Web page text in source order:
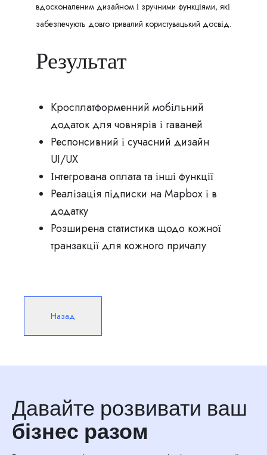
вдосконаленим дизайном і зручними функціями, які
забезпечують довго тривалий користувацький досвід.
Результат
Кросплатформенний мобільний
додаток для човнярів і гаваней
Респонсивний і сучасний дизайн
UI/UX
Інтегрована оплата та інші функції
Реалізація підписки на Mapbox і в
додатку
Розширена статистика щодо кожної
транзакції для кожного причалу
Назад
Давайте розвивати ваш
бізнес разом